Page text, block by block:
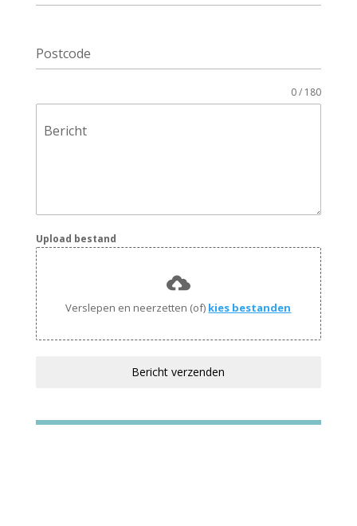
Postcode
Bericht
0 / 180
Upload bestand
Verslepen en neerzetten (of) kies bestanden
Bericht verzenden